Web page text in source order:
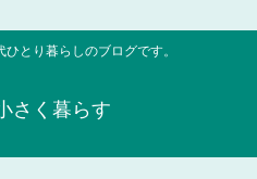
とり暮らしのブログです。
さく暮らす